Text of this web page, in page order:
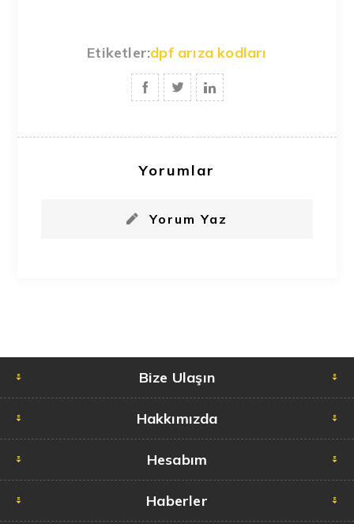
Etiketler:dpf arıza kodları
Yorumlar
Yorum Yaz
Bize Ulaşın
Hakkımızda
Hesabım
Haberler